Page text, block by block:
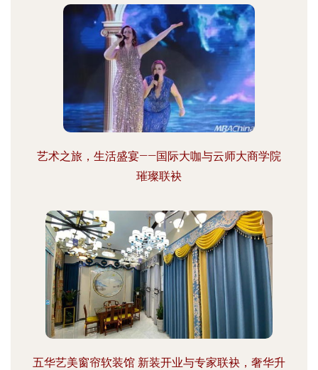
艺术之旅，生活盛宴——国际大咖与云师大商学院
璀璨联袂
五华艺美窗帘软装馆 新装开业与专家联袂，奢华升